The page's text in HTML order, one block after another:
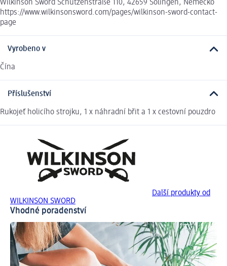
Wilkinson Sword Schützenstraße 110, 42659 Solingen, Německo
https://www.wilkinsonsword.com/pages/wilkinson-sword-contact-
page
Vyrobeno v
Čína
Příslušenství
Rukojeť holicího strojku, 1 x náhradní břit a 1 x cestovní pouzdro
Další produkty od
WILKINSON SWORD
Vhodné poradenství